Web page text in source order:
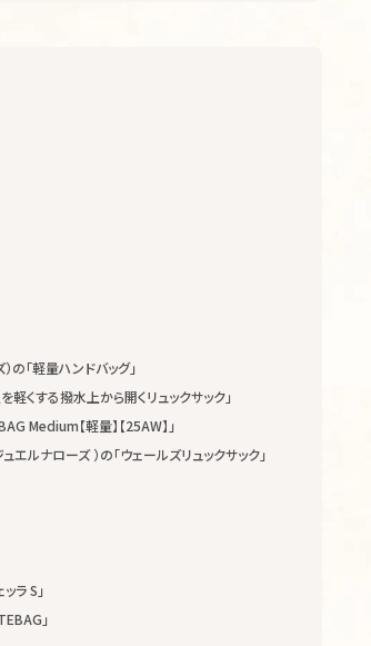
「軽量ハンドバッグ」
くする撥水上から開くリュックサック」
Medium【軽量】【25AW】」
ルナローズ ）の「ウェールズリュックサック」
ラ S」
」